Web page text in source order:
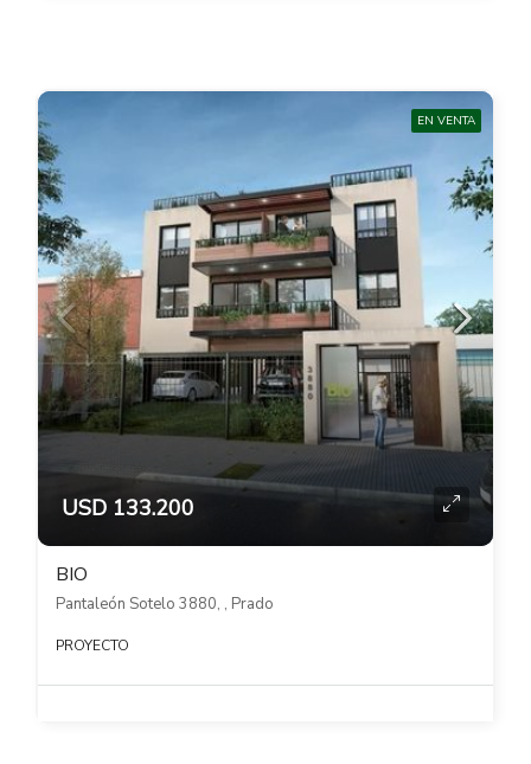
EN VENTA
USD 133.200
BIO
Pantaleón Sotelo 3880, , Prado
PROYECTO